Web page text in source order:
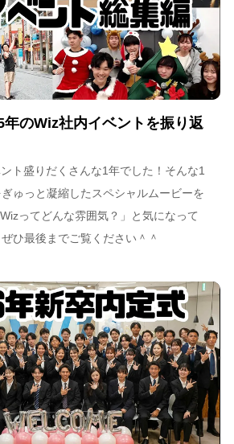
年のWiz社内イベントを振り返
ト盛りだくさんな1年でした！そんな1
ゅっと凝縮したスペシャルムービーを
ってどんな雰囲気？」と気になって
ひ最後までご覧ください＾＾